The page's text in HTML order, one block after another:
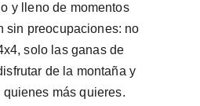
y lleno de momentos
sin preocupaciones: no
solo las ganas de
de la montaña y
más quieres.